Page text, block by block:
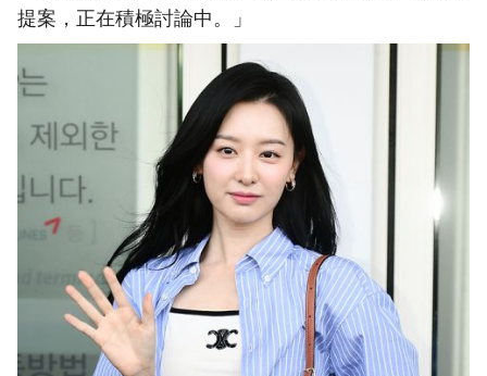
提案，正在積極討論中。」